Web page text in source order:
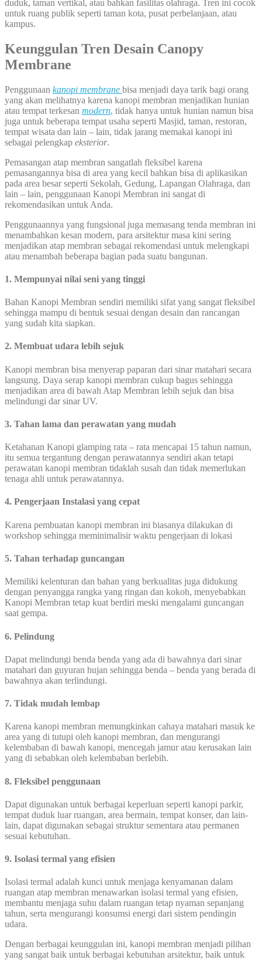
duduk, taman vertikal, atau bahkan fasilitas olahraga. Tren ini cocok
untuk ruang publik seperti taman kota, pusat perbelanjaan, atau
kampus.
Keunggulan Tren Desain Canopy
Membrane
Penggunaan kanopi membrane bisa menjadi daya tarik bagi orang
yang akan melihatnya karena kanopi membran menjadikan hunian
atau tempat terkesan modern, tidak hanya untuk hunian namun bisa
juga untuk beberapa tempat usaha seperti Masjid, taman, restoran,
tempat wisata dan lain – lain, tidak jarang memakai kanopi ini
sebagai pelengkap eksterior.
Pemasangan atap membran sangatlah fleksibel karena
pemasangannya bisa di area yang kecil bahkan bisa di aplikasikan
pada area besar seperti Sekolah, Gedung, Lapangan Olahraga, dan
lain – lain, penggunaan Kanopi Membran ini sangat di
rekomendasikan untuk Anda.
Penggunaannya yang fungsional juga memasang tenda membran ini
menambahkan kesan modern, para arsitektur masa kini sering
menjadikan atap membran sebagai rekomendasi untuk melengkapi
atau menambah beberapa bagian pada suatu bangunan.
1. Mempunyai nilai seni yang tinggi
Bahan Kanopi Membran sendiri memiliki sifat yang sangat fleksibel
sehingga mampu di bentuk sesuai dengan desain dan rancangan
yang sudah kita siapkan.
2. Membuat udara lebih sejuk
Kanopi membran bisa menyerap paparan dari sinar matahari secara
langsung. Daya serap kanopi membran cukup bagus sehingga
menjadikan area di bawah Atap Membran lebih sejuk dan bisa
melindungi dar sinar UV.
3. Tahan lama dan perawatan yang mudah
Ketahanan Kanopi glamping rata – rata mencapai 15 tahun namun,
itu semua tergantung dengan perawatannya sendiri akan tetapi
perawatan kanopi membran tidaklah susah dan tidak memerlukan
tenaga ahli untuk perawatannya.
4. Pengerjaan Instalasi yang cepat
Karena pembuatan kanopi membran ini biasanya dilakukan di
workshop sehingga meminimalisir waktu pengerjaan di lokasi
5. Tahan terhadap guncangan
Memiliki kelenturan dan bahan yang berkualitas juga didukung
dengan penyangga rangka yang ringan dan kokoh, menyebabkan
Kanopi Membran tetap kuat berdiri meski mengalami guncangan
saat gempa.
6. Pelindung
Dapat melindungi benda benda yang ada di bawahnya dari sinar
matahari dan guyuran hujan sehingga benda – benda yang berada di
bawahnya akan terlindungi.
7. Tidak mudah lembap
Karena kanopi membran memungkinkan cahaya matahari masuk ke
area yang di tutupi oleh kanopi membran, dan mengurangi
kelembaban di bawah kanopi, mencegah jamur atau kerusakan lain
yang di sebabkan oleh kelembaban berlebih.
8. Fleksibel penggunaan
Dapat digunakan untuk berbagai keperluan seperti kanopi parkir,
tempat duduk luar ruangan, area bermain, tempat konser, dan lain-
lain, dapat digunakan sebagai struktur sementara atau permanen
sesuai kebutuhan.
9. Isolasi termal yang efisien
Isolasi termal adalah kunci untuk menjaga kenyamanan dalam
ruangan atap membran menawarkan isolasi termal yang efisien,
membantu menjaga suhu dalam ruangan tetap nyaman sepanjang
tahun, serta mengurangi konsumsi energi dari sistem pendingin
udara.
Dengan berbagai keunggulan ini, kanopi membran menjadi pilihan
yang sangat baik untuk berbagai kebutuhan arsitektur, baik untuk